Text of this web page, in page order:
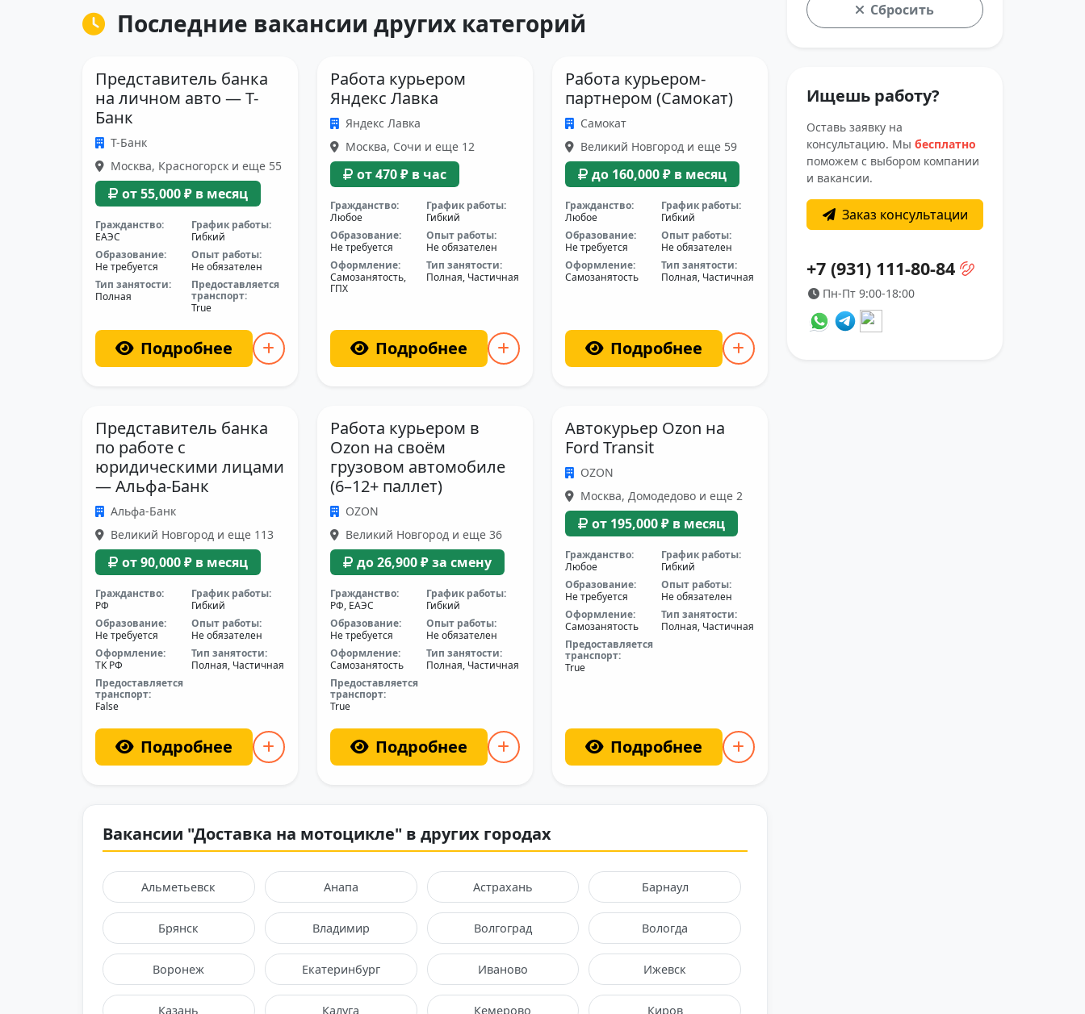
Сбросить
Ищешь работу?
Оставь заявку на
консультацию. Мы бесплатно
поможем с выбором компании
и вакансии.
Заказ консультации
+7 (931) 111-80-84
Пн-Пт 9:00-18:00
Последние вакансии других категорий
Представитель банка
на личном авто — Т-
Банк
Т-Банк
Москва, Красногорск и еще 55
от 55,000 ₽ в месяц
Гражданство:
ЕАЭС
График работы:
Гибкий
Образование:
Не требуется
Опыт работы:
Не обязателен
Тип занятости:
Полная
Предоставляется
транспорт:
True
Подробнее
Работа курьером
Яндекс Лавка
Яндекс Лавка
Москва, Сочи и еще 12
от 470 ₽ в час
Гражданство:
Любое
График работы:
Гибкий
Образование:
Не требуется
Опыт работы:
Не обязателен
Оформление:
Самозанятость,
ГПХ
Тип занятости:
Полная, Частичная
Подробнее
Работа курьером-
партнером (Самокат)
Самокат
Великий Новгород и еще 59
до 160,000 ₽ в месяц
Гражданство:
Любое
График работы:
Гибкий
Образование:
Не требуется
Опыт работы:
Не обязателен
Оформление:
Самозанятость
Тип занятости:
Полная, Частичная
Подробнее
Представитель банка
по работе с
юридическими лицами
— Альфа-Банк
Альфа-Банк
Великий Новгород и еще 113
от 90,000 ₽ в месяц
Гражданство:
РФ
График работы:
Гибкий
Образование:
Не требуется
Опыт работы:
Не обязателен
Оформление:
ТК РФ
Тип занятости:
Полная, Частичная
Предоставляется
транспорт:
False
Подробнее
Работа курьером в
Ozon на своём
грузовом автомобиле
(6–12+ паллет)
OZON
Великий Новгород и еще 36
до 26,900 ₽ за смену
Гражданство:
РФ, ЕАЭС
График работы:
Гибкий
Образование:
Не требуется
Опыт работы:
Не обязателен
Оформление:
Самозанятость
Тип занятости:
Полная, Частичная
Предоставляется
транспорт:
True
Подробнее
Автокурьер Ozon на
Ford Transit
OZON
Москва, Домодедово и еще 2
от 195,000 ₽ в месяц
Гражданство:
Любое
График работы:
Гибкий
Образование:
Не требуется
Опыт работы:
Не обязателен
Оформление:
Самозанятость
Тип занятости:
Полная, Частичная
Предоставляется
транспорт:
True
Подробнее
Вакансии "Доставка на мотоцикле" в других городах
Альметьевск Анапа Астрахань Барнаул
Брянск Владимир Волгоград Вологда
Воронеж Екатеринбург Иваново Ижевск
Казань Калуга Кемерово Киров